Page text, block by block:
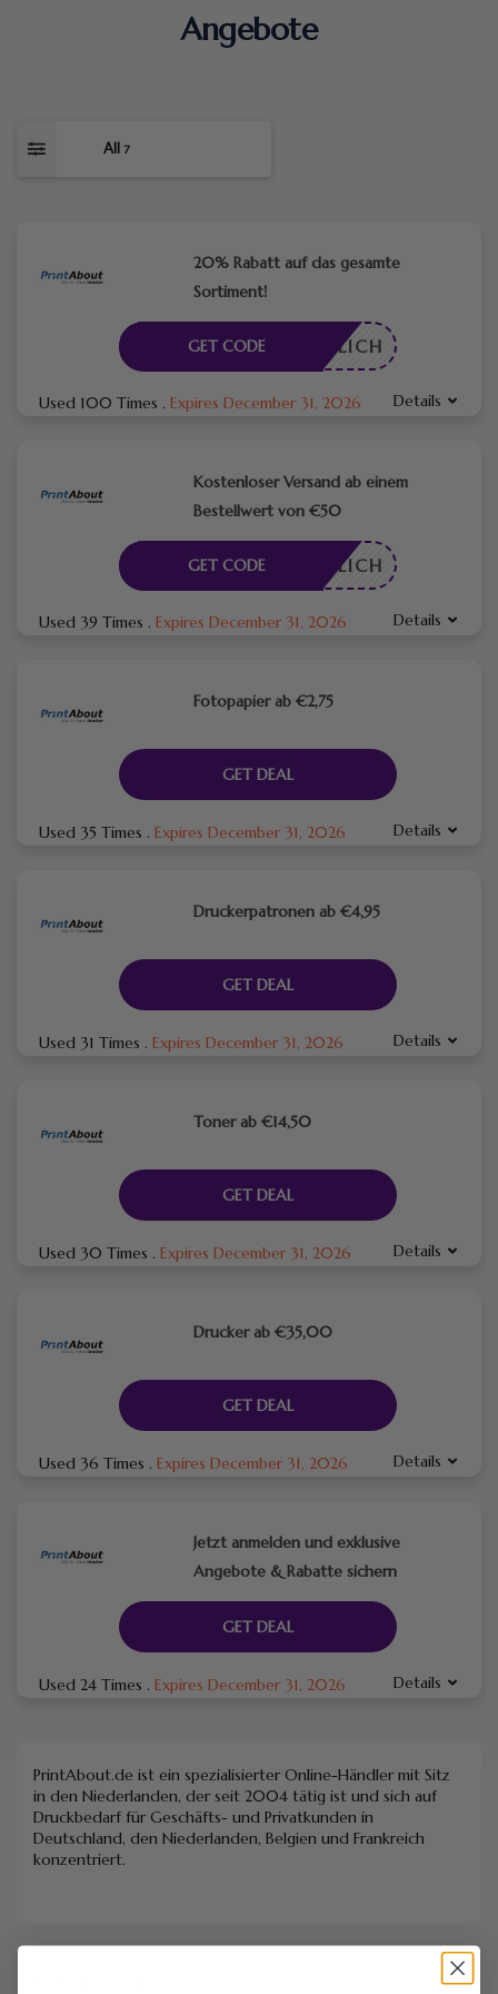
Angebote
All 7
20% Rabatt auf das gesamte
Sortiment!
RDERLICH
GET CODE
Used 100 Times . Expires December 31, 2026 Details
Kostenloser Versand ab einem
Bestellwert von €50
RDERLICH
GET CODE
Used 39 Times . Expires December 31, 2026 Details
Fotopapier ab €2,75
GET DEAL
Used 35 Times . Expires December 31, 2026 Details
Druckerpatronen ab €4,95
GET DEAL
Used 31 Times . Expires December 31, 2026 Details
Toner ab €14,50
GET DEAL
Used 30 Times . Expires December 31, 2026 Details
Drucker ab €35,00
GET DEAL
Used 36 Times . Expires December 31, 2026 Details
Jetzt anmelden und exklusive
Angebote & Rabatte sichern
GET DEAL
Used 24 Times . Expires December 31, 2026 Details
PrintAbout.de ist ein spezialisierter Online-Händler mit Sitz
in den Niederlanden, der seit 2004 tätig ist und sich auf
Druckbedarf für Geschäfts- und Privatkunden in
Deutschland, den Niederlanden, Belgien und Frankreich
konzentriert.